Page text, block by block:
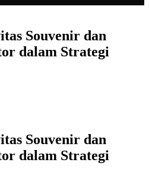
Souvenir dan
dalam Strategi
Souvenir dan
dalam Strategi